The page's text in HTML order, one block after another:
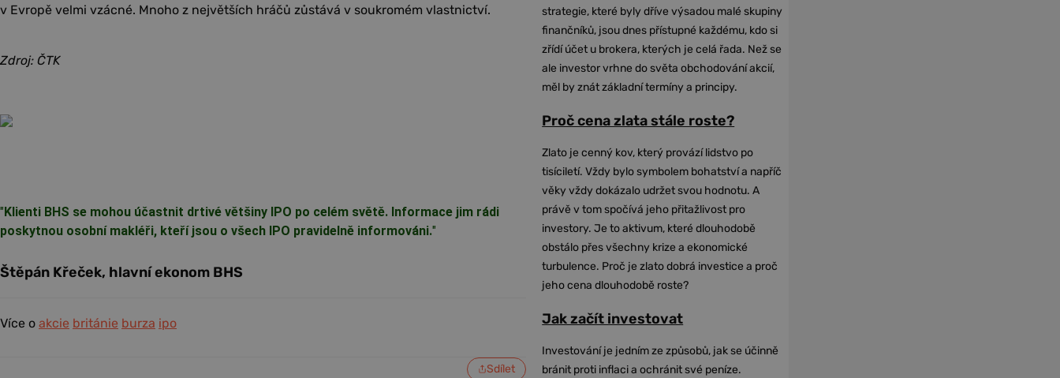
v Evropě velmi vzácné. Mnoho z největších hráčů zůstává v soukromém vlastnictví.
Zdroj: ČTK
"Klienti BHS se mohou účastnit drtivé většiny IPO po celém světě. Informace jim rádi
poskytnou osobní makléři, kteří jsou o všech IPO pravidelně informováni."
Štěpán Křeček, hlavní ekonom BHS
Více o akcie británie burza ipo
Sdílet
strategie, které byly dříve výsadou malé skupiny
finančníků, jsou dnes přístupné každému, kdo si
zřídí účet u brokera, kterých je celá řada. Než se
ale investor vrhne do světa obchodování akcií,
měl by znát základní termíny a principy.
Proč cena zlata stále roste?
Zlato je cenný kov, který provází lidstvo po
tisíciletí. Vždy bylo symbolem bohatství a napříč
věky vždy dokázalo udržet svou hodnotu. A
právě v tom spočívá jeho přitažlivost pro
investory. Je to aktivum, které dlouhodobě
obstálo přes všechny krize a ekonomické
turbulence. Proč je zlato dobrá investice a proč
jeho cena dlouhodobě roste?
Jak začít investovat
Investování je jedním ze způsobů, jak se účinně
bránit proti inflaci a ochránit své peníze.